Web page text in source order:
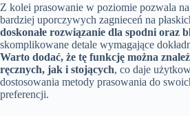
Z kolei prasowanie w poziomie pozwala
bardziej uporczywych zagnieceń na
doskonałe rozwiązanie dla spodni oraz
skomplikowane detale wymagające
Warto dodać, że tę funkcję można
ręcznych, jak i stojących, co daje
dostosowania metody prasowania do
preferencji.